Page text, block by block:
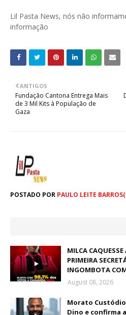
Lil Pasta News, nós não
informação
ANTIGOS
Fundação Cantona Entrega Mais
de 3 Mil Kits à População de
Gaza
POSTADO POR PAULO LEITE
MILCA
PRIMEIRA
INGOMBOTA
August 08, 2026
Morato
Dino e confirma